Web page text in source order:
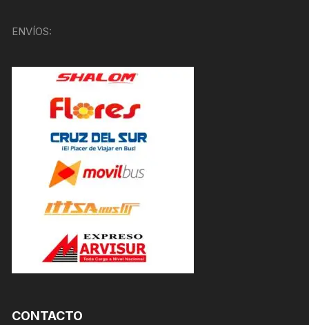
ENVÍOS:
CONTACTO